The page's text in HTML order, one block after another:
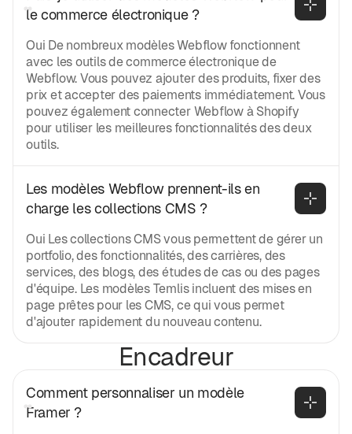
le commerce électronique ?
Oui De nombreux modèles Webflow fonctionnent
avec les outils de commerce électronique de
Webflow. Vous pouvez ajouter des produits, fixer des
prix et accepter des paiements immédiatement. Vous
pouvez également connecter Webflow à Shopify
pour utiliser les meilleures fonctionnalités des deux
outils.
Les modèles Webflow prennent-ils en
charge les collections CMS ?
Oui Les collections CMS vous permettent de gérer un
portfolio, des fonctionnalités, des carrières, des
services, des blogs, des études de cas ou des pages
d'équipe. Les modèles Temlis incluent des mises en
page prêtes pour les CMS, ce qui vous permet
d'ajouter rapidement du nouveau contenu.
Encadreur
Comment personnaliser un modèle
Framer ?